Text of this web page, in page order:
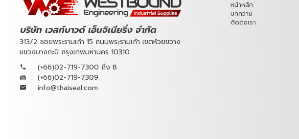
บริษัท เวสท์บาวด์ เอ็นจิเนียริ่ง จำกัด
313/2 ซอยพระรามเก้า 15 ถนนพระรามเก้า เขตห้วยขวาง
แขวงบางกะปิ กรุงเทพมหานคร 10310
: (+66)02-719-7300 ถึง 8
: (+66)02-719-7309
: info@thaiseal.com
หน้าหลัก
บทความ
ติดต่อเรา